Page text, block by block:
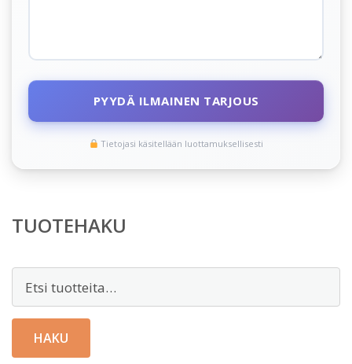
PYYDÄ ILMAINEN TARJOUS
Tietojasi käsitellään luottamuksellisesti
TUOTEHAKU
HAKU